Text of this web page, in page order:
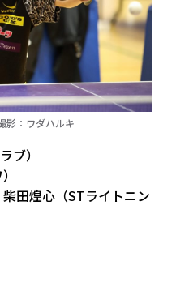
影：ワダハルキ
ブ）
田煌心（STライトニン